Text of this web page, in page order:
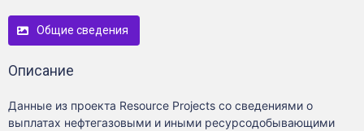
Общие сведения
Описание
Данные из проекта Resource Projects со сведениями о
выплатах нефтегазовыми и иными ресурсодобывающими